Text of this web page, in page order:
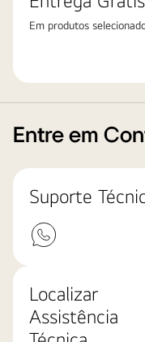
Em produtos
Entre em
Suporte
Localizar
Assistência